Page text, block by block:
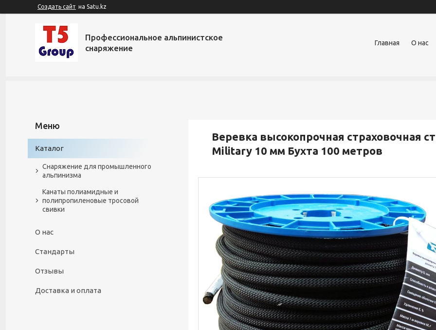
Создать сайт на Satu.kz
Профессиональное альпинистское
снаряжение
Главная О нас
Веревка высокопрочная страховочная
Military 10 мм Бухта 100 метров
Каталог
Снаряжение для промышленного
альпинизма
Канаты полиамидные и
полипропиленовые тросовой
свивки
О нас
Стандарты
Отзывы
Доставка и оплата